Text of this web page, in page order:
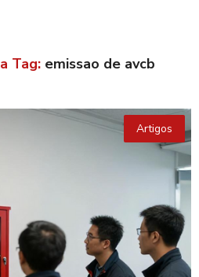
Tag: emissao de avcb
Artigos